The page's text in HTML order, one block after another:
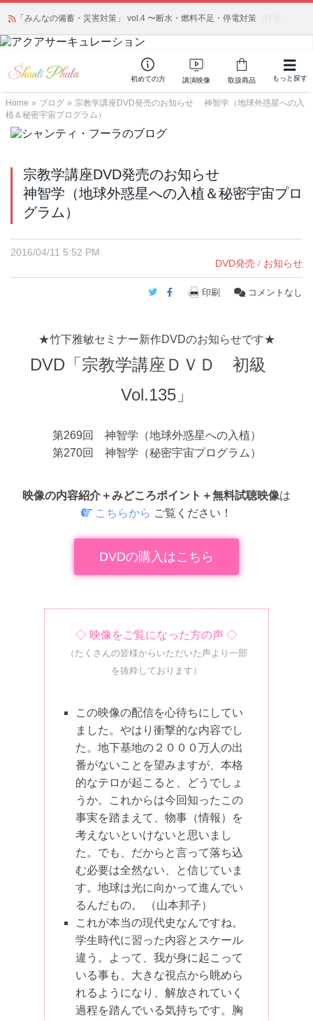
「みんなの備蓄・災害対策」 vol.4 〜断水・燃料不足・停電対策
初めての方 講演映像 取扱商品 もっと探す
Home » ブログ » 宗教学講座DVD発売のお知らせ 神智学（地球外惑星への入
植＆秘密宇宙プログラム）
宗教学講座DVD発売のお知らせ
神智学（地球外惑星への入植＆秘密宇宙プロ
グラム）
2016/04/11 5:52 PM
DVD発売 / お知らせ
Twitter
Facebook
印刷 コメントなし
★竹下雅敏セミナー新作DVDのお知らせです★
DVD 「宗教学講座ＤＶＤ 初級
Vol.135」
第269回 神智学（地球外惑星への入植）
第270回 神智学（秘密宇宙プログラム）
映像の内容紹介＋みどころポイント＋無料試聴映像は
こちらから ご覧ください！
DVDの購入はこちら
◇ 映像をご覧になった方の声 ◇
（たくさんの皆様からいただいた声より一部
を抜粋しております）
この映像の配信を心待ちにしてい
ました。やはり衝撃的な内容でし
た。地下基地の２０００万人の出
番がないことを望みますが、本格
的なテロが起こると、どうでしょ
うか。これからは今回知ったこの
事実を踏まえて、物事（情報）を
考えないといけないと思いまし
た。でも、だからと言って落ち込
む必要は全然ない、と信じていま
す。地球は光に向かって進んでい
るんだもの。
（山本邦子）
これが本当の現代史なんですね。
学生時代に習った内容とスケール
違う。よって、我が身に起こって
いる事も、大きな視点から眺めら
れるようになり、解放されていく
過程を踏んでいる気持ちです。胸